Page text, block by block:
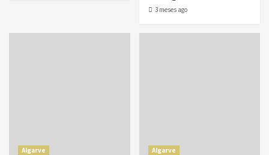
3 meses ago
Algarve Algarve